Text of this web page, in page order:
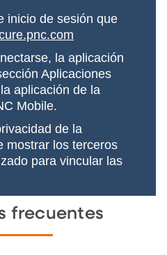
inicio de sesión que
la aplicación
Aplicaciones
aplicación de la
Mobile.
de la
mostrar los terceros
para vincular las
frecuentes